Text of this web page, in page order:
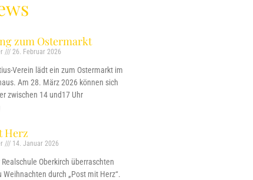
zum Ostermarkt
26. Februar 2026
Verein lädt ein zum Ostermarkt im
Am 28. März 2026 können sich
zwischen 14 und17 Uhr
Herz
14. Januar 2026
Oberkirch überraschten
Weihnachten durch „Post mit Herz“.